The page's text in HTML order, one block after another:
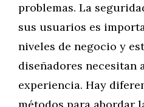
problemas. La
sus usuarios es
niveles de negocio y
diseñadores necesitan
experiencia. Hay